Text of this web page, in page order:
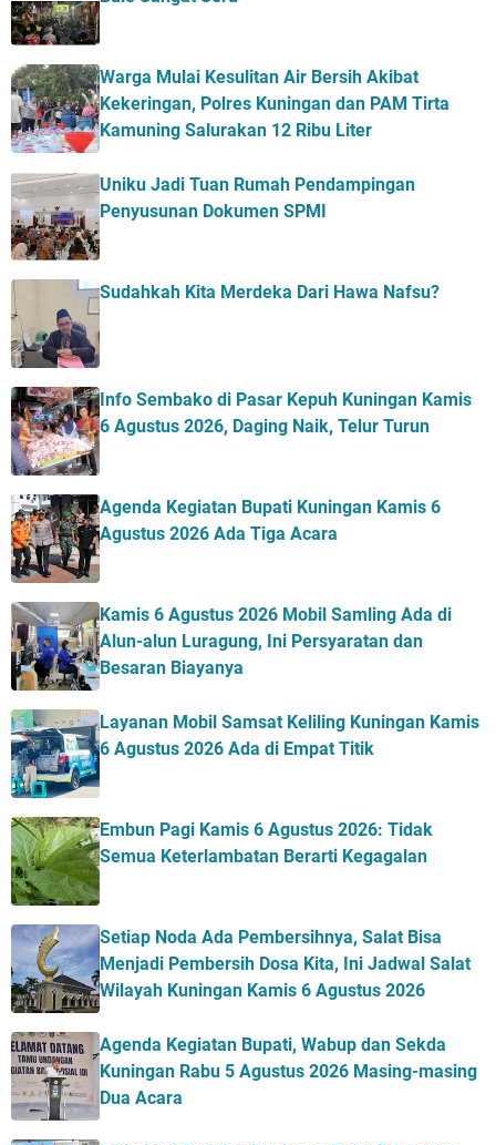
Warga Mulai Kesulitan Air Bersih Akibat
Kekeringan, Polres Kuningan dan PAM Tirta
Kamuning Salurakan 12 Ribu Liter
Uniku Jadi Tuan Rumah Pendampingan
Penyusunan Dokumen SPMI
Sudahkah Kita Merdeka Dari Hawa Nafsu?
Info Sembako di Pasar Kepuh Kuningan Kamis
6 Agustus 2026, Daging Naik, Telur Turun
Agenda Kegiatan Bupati Kuningan Kamis 6
Agustus 2026 Ada Tiga Acara
Kamis 6 Agustus 2026 Mobil Samling Ada di
Alun-alun Luragung, Ini Persyaratan dan
Besaran Biayanya
Layanan Mobil Samsat Keliling Kuningan Kamis
6 Agustus 2026 Ada di Empat Titik
Embun Pagi Kamis 6 Agustus 2026: Tidak
Semua Keterlambatan Berarti Kegagalan
Setiap Noda Ada Pembersihnya, Salat Bisa
Menjadi Pembersih Dosa Kita, Ini Jadwal Salat
Wilayah Kuningan Kamis 6 Agustus 2026
Agenda Kegiatan Bupati, Wabup dan Sekda
Kuningan Rabu 5 Agustus 2026 Masing-masing
Dua Acara